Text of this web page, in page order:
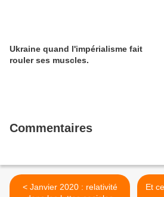
Ukraine quand l'impérialisme fait
rouler ses muscles.
Commentaires
< Janvier 2020 : relativité